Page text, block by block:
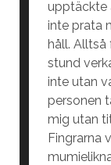
upptäckte
inte prata
håll. Alltså
stund
inte utan
personen
mig utan
Fingrarna